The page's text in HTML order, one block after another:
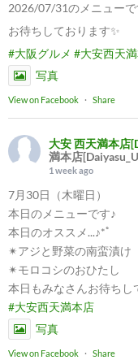
2026/07/31のメニューで
お待ちしております✨
#大阪グルメ #大安西天
写真
View on Facebook · Share
大安 西天満本店
満本店
1 week ago
7月30日（木曜日）
本日のメニューです♪
本日のオススメ...♪*ﾟ
✴︎アジと野菜の南蛮漬け
✴︎モロコシのおひたし
本日もみなさんお待ちし
#大安西天満本店
写真
View on Facebook · Share